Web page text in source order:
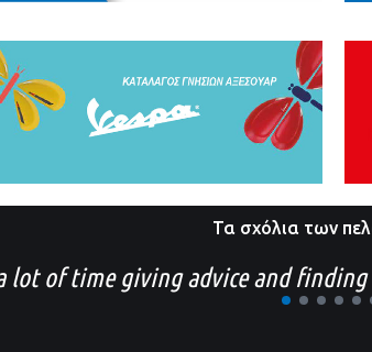
Τα σχόλια των
lot of time giving advice and
1 2 3 4 5